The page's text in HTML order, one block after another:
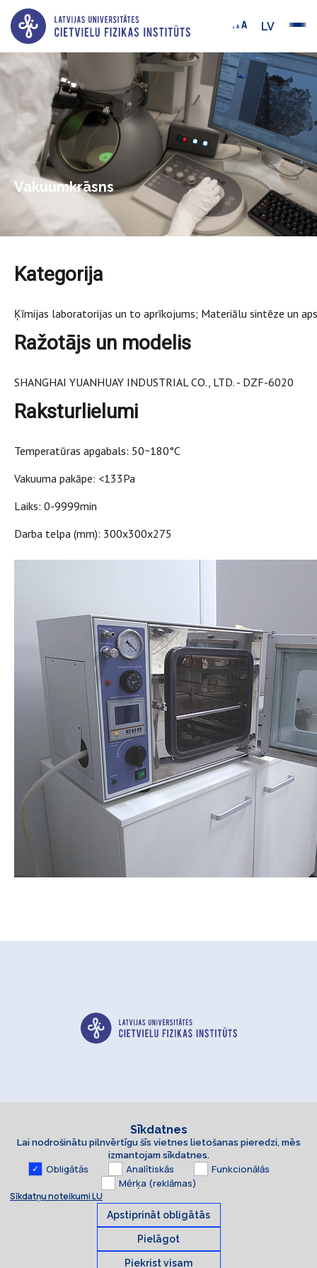
LV
Vakuumkrāsns
Kategorija
Ķīmijas laboratorijas un to aprīkojums; Materiālu sintēze un
Ražotājs un modelis
SHANGHAI YUANHUAY INDUSTRIAL CO., LTD. - DZF-6020
Raksturlielumi
Temperatūras apgabals: 50~180°C
Vakuuma pakāpe: <133Pa
Laiks: 0-9999min
Darba telpa (mm): 300x300x275
Kontakti un rekvizīti
Sīkdatnes
Lai nodrošinātu pilnvērtīgu šīs vietnes lietošanas pieredzi, mēs
izmantojam sīkdatnes.
Obligātās Analītiskās
Funkcionālās
Mērķa (reklāmas)
Sīkdatņu noteikumi LU
Apstiprināt obligātās
Pielāgot
Piekrist visam